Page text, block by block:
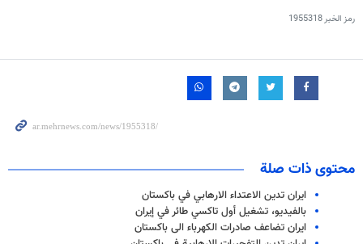
رمز الخبر1955318
محتوى ذات صلة
ايران تدين الاعتداء الارهابي في باكستان
بالفيديو، تشغيل أول تاكسي طائر في إيران
ايران تضاعف صادرات الكهرباء الى باكستان